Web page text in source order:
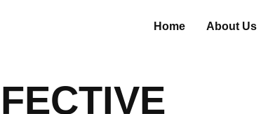
Home About Us